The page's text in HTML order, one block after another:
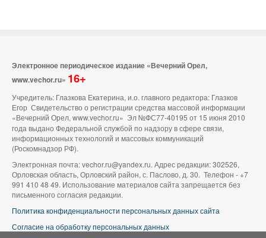
Электронное периодическое издание «Вечерний Орел,
www.vechor.ru» 16+
Учредитель: Глазкова Екатерина, и.о. главного редактора: Глазков
Егор Свидетельство о регистрации средства массовой информации
«Вечерний Орел, www.vechor.ru» Эл №ФС77-40195 от 15 июня 2010
года выдано Федеральной службой по надзору в сфере связи,
информационных технологий и массовых коммуникаций
(Роскомнадзор РФ).
Электронная почта: vechor.ru@yandex.ru. Адрес редакции: 302526,
Орловская область, Орловский район, с. Паслово, д. 30. Телефон - +7
991 410 48 49. Использование материалов сайта запрещается без
письменного согласия редакции.
Политика конфиденциальности персональных данных сайта
Согласие на обработку персональных данных